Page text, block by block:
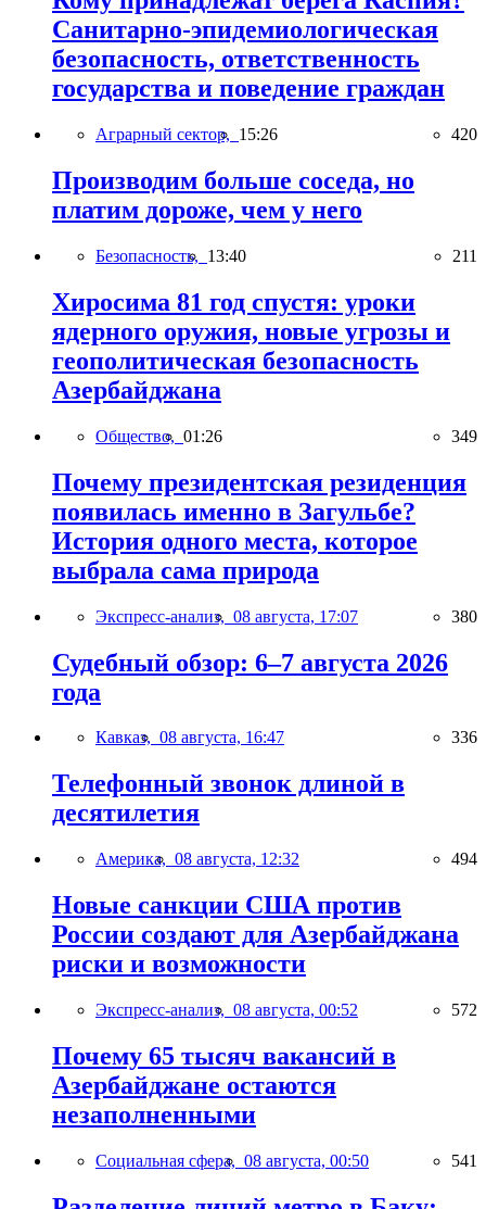
Санитарно-эпидемиологическая
безопасность, ответственность
государства и поведение граждан
Аграрный сектор, 15:26 420
Производим больше соседа, но
платим дороже, чем у него
Безопасность, 13:40 211
Хиросима 81 год спустя: уроки
ядерного оружия, новые угрозы и
геополитическая безопасность
Азербайджана
Общество, 01:26 349
Почему президентская резиденция
появилась именно в Загульбе?
История одного места, которое
выбрала сама природа
Экспресс-анализ, 08 августа, 17:07 380
Судебный обзор: 6–7 августа 2026
года
Кавказ, 08 августа, 16:47 336
Телефонный звонок длиной в
десятилетия
Америка, 08 августа, 12:32 494
Новые санкции США против
России создают для Азербайджана
риски и возможности
Экспресс-анализ, 08 августа, 00:52 572
Почему 65 тысяч вакансий в
Азербайджане остаются
незаполненными
Социальная сфера, 08 августа, 00:50 541